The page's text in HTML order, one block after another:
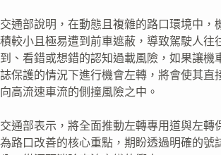
交通部說明，在動態且複雜的路口環境中，
積較小且極易遭到前車遮蔽，導致駕駛人往
到、看錯或想錯的認知過載風險，如果讓機
誌保護的情況下進行機會左轉，將會使其直
向高流速車流的側撞風險之中。
交通部表示，將全面推動左轉專用道與左轉
為路口改善的核心重點，期盼透過明確的號